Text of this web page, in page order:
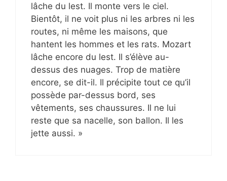
lâche du lest. Il monte vers le ciel.
Bientôt, il ne voit plus ni les arbres ni les
routes, ni même les maisons, que
hantent les hommes et les rats. Mozart
lâche encore du lest. Il s’élève au-
dessus des nuages. Trop de matière
encore, se dit-il. Il précipite tout ce qu’il
possède par-dessus bord, ses
vêtements, ses chaussures. Il ne lui
reste que sa nacelle, son ballon. Il les
jette aussi. »